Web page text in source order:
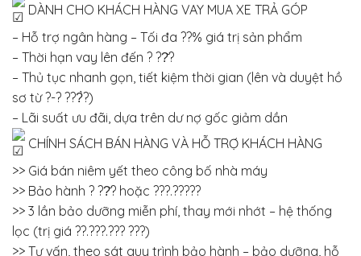
DÀNH CHO KHÁCH HÀNG VAY MUA XE TRẢ GÓP
– Hỗ trợ ngân hàng – Tối đa ??% giá trị sản phẩm
– Thời hạn vay lên đến ? ??̆?
– Thủ tục nhanh gọn, tiết kiệm thời gian (lên và duyệt hồ
sơ từ ?-? ???̀?)
– Lãi suất ưu đãi, dựa trên dư nợ gốc giảm dần
CHÍNH SÁCH BÁN HÀNG VÀ HỖ TRỢ KHÁCH HÀNG
>> Giá bán niêm yết theo công bố nhà máy
>> Bảo hành ? ??̆? hoặc ???.?????
>> 3 lần bảo dưỡng miễn phí, thay mới nhớt – hệ thống
lọc (trị giá ??.???.??? ???)
>> Tư vấn, theo sát quy trình bảo hành – bảo dưỡng, hỗ